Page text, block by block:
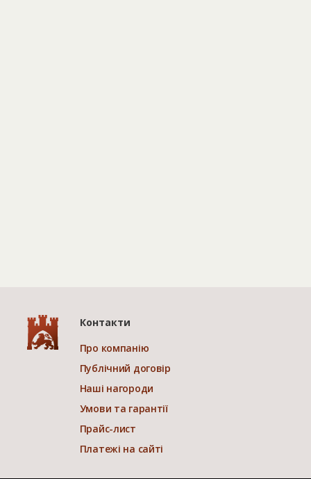
Контакти
Про компанію
Публічний договір
Наші нагороди
Умови та гарантії
Прайс-лист
Платежі на сайті